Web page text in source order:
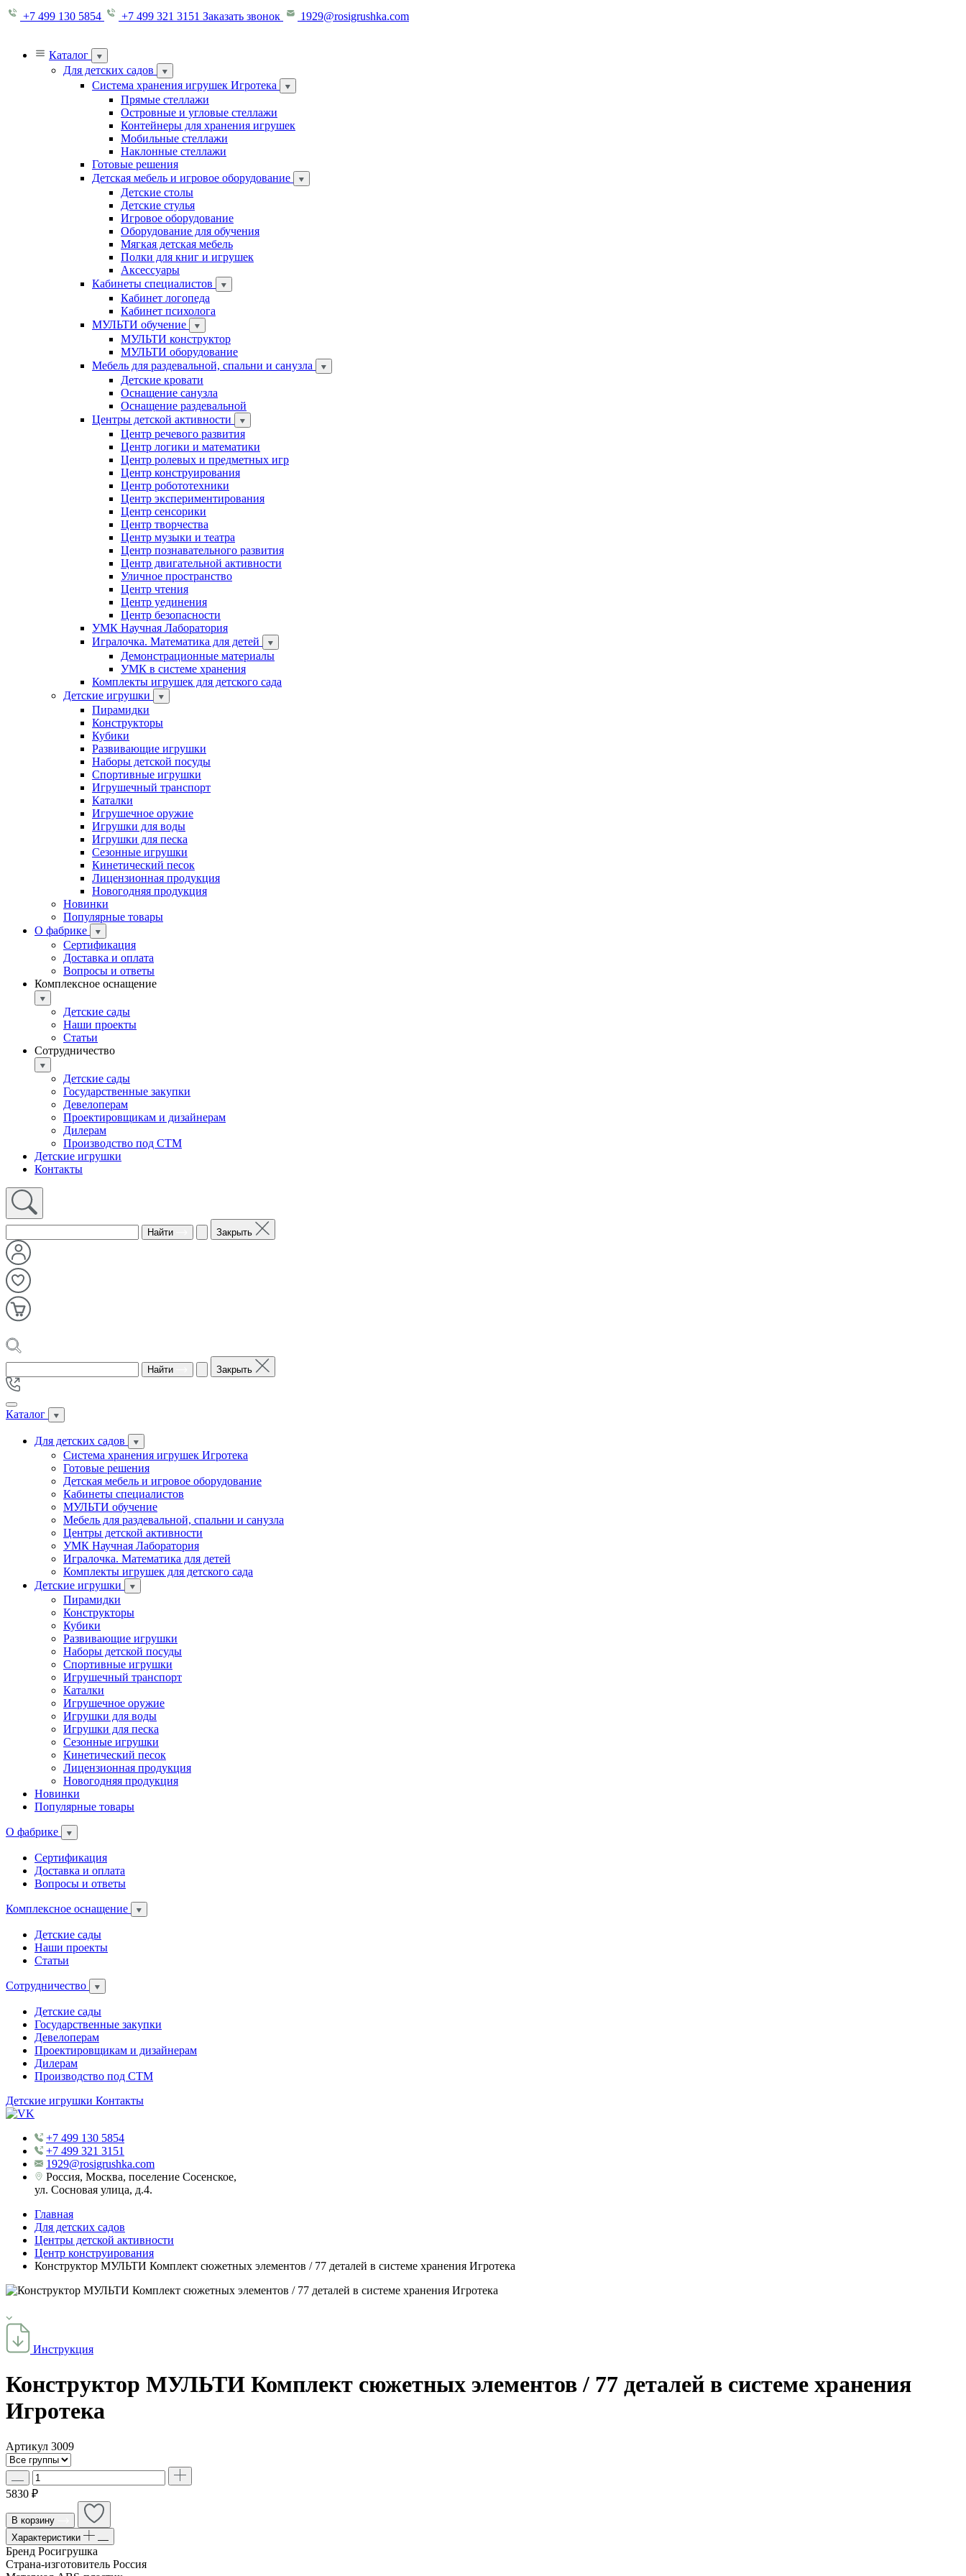
+7 499 130 5854 +7 499 321 3151 Заказать звонок 1929@rosigrushka.com
Каталог
Для детских садов
Система хранения игрушек Игротека
Прямые стеллажи
Островные и угловые стеллажи
Контейнеры для хранения игрушек
Мобильные стеллажи
Наклонные стеллажи
Готовые решения
Детская мебель и игровое оборудование
Детские столы
Детские стулья
Игровое оборудование
Оборудование для обучения
Мягкая детская мебель
Полки для книг и игрушек
Аксессуары
Кабинеты специалистов
Кабинет логопеда
Кабинет психолога
МУЛЬТИ обучение
МУЛЬТИ конструктор
МУЛЬТИ оборудование
Мебель для раздевальной, спальни и санузла
Детские кровати
Оснащение санузла
Оснащение раздевальной
Центры детской активности
Центр речевого развития
Центр логики и математики
Центр ролевых и предметных игр
Центр конструирования
Центр робототехники
Центр экспериментирования
Центр сенсорики
Центр творчества
Центр музыки и театра
Центр познавательного развития
Центр двигательной активности
Уличное пространство
Центр чтения
Центр уединения
Центр безопасности
УМК Научная Лаборатория
Игралочка. Математика для детей
Демонстрационные материалы
УМК в системе хранения
Комплекты игрушек для детского сада
Детские игрушки
Пирамидки
Конструкторы
Кубики
Развивающие игрушки
Наборы детской посуды
Спортивные игрушки
Игрушечный транспорт
Каталки
Игрушечное оружие
Игрушки для воды
Игрушки для песка
Сезонные игрушки
Кинетический песок
Лицензионная продукция
Новогодняя продукция
Новинки
Популярные товары
О фабрике
Сертификация
Доставка и оплата
Вопросы и ответы
Комплексное оснащение
Детские сады
Наши проекты
Статьи
Сотрудничество
Детские сады
Государственные закупки
Девелоперам
Проектировщикам и дизайнерам
Дилерам
Производство под СТМ
Детские игрушки
Контакты
Найти Закрыть
Найти Закрыть
Каталог
Для детских садов
Система хранения игрушек Игротека
Готовые решения
Детская мебель и игровое оборудование
Кабинеты специалистов
МУЛЬТИ обучение
Мебель для раздевальной, спальни и санузла
Центры детской активности
УМК Научная Лаборатория
Игралочка. Математика для детей
Комплекты игрушек для детского сада
Детские игрушки
Пирамидки
Конструкторы
Кубики
Развивающие игрушки
Наборы детской посуды
Спортивные игрушки
Игрушечный транспорт
Каталки
Игрушечное оружие
Игрушки для воды
Игрушки для песка
Сезонные игрушки
Кинетический песок
Лицензионная продукция
Новогодняя продукция
Новинки
Популярные товары
О фабрике
Сертификация
Доставка и оплата
Вопросы и ответы
Комплексное оснащение
Детские сады
Наши проекты
Статьи
Сотрудничество
Детские сады
Государственные закупки
Девелоперам
Проектировщикам и дизайнерам
Дилерам
Производство под СТМ
Детские игрушки Контакты
+7 499 130 5854
+7 499 321 3151
1929@rosigrushka.com
Россия, Москва, поселение Сосенское,
ул. Сосновая улица, д.4.
Главная
Для детских садов
Центры детской активности
Центр конструирования
Конструктор МУЛЬТИ Комплект сюжетных элементов / 77 деталей в системе хранения Игротека
Инструкция
Конструктор МУЛЬТИ Комплект сюжетных элементов / 77 деталей в системе хранения
Игротека
Артикул 3009
5830 ₽
В корзину
Характеристики
Бренд Росигрушка
Страна-изготовитель Россия